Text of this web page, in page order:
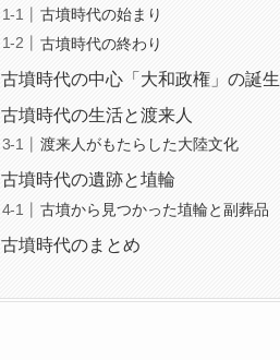
古墳時代の始まり
古墳時代の終わり
古墳時代の中心「大和政権」の誕生
古墳時代の生活と渡来人
渡来人がもたらした大陸文化
古墳時代の遺跡と埴輪
古墳から見つかった埴輪と副葬品
古墳時代のまとめ